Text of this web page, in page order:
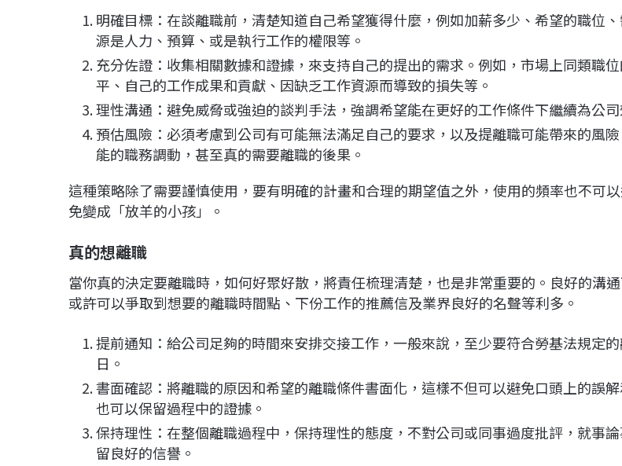
明確目標：在談離職前，清楚知道自己希望獲得什麼，例如加薪多少、希望的職位
源是人力、預算、或是執行工作的權限等。
充分佐證：收集相關數據和證據，來支持自己的提出的需求。例如，市場上同類職
平、自己的工作成果和貢獻、因缺乏工作資源而導致的損失等。
理性溝通：避免威脅或強迫的談判手法，強調希望能在更好的工作條件下繼續為公司
預估風險：必須考慮到公司有可能無法滿足自己的要求，以及提離職可能帶來的風
能的職務調動，甚至真的需要離職的後果。
這種策略除了需要謹慎使用，要有明確的計畫和合理的期望值之外，使用的頻率也不可
免變成「放羊的小孩」。
真的想離職
當你真的決定要離職時，如何好聚好散，將責任梳理清楚，也是非常重要的。良好的溝
或許可以爭取到想要的離職時間點、下份工作的推薦信及業界良好的名聲等利多。
提前通知：給公司足夠的時間來安排交接工作，一般來說，至少要符合勞基法規定
日。
書面確認：將離職的原因和希望的離職條件書面化，這樣不但可以避免口頭上的誤解
也可以保留過程中的證據。
保持理性：在整個離職過程中，保持理性的態度，不對公司或同事過度批評，就事
留良好的信譽。